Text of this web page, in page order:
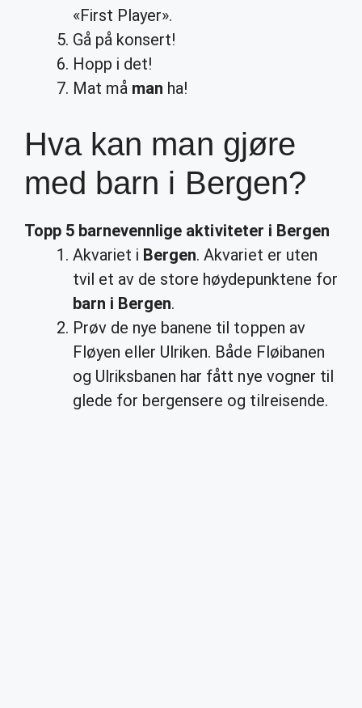
«First Player».
Gå på konsert!
Hopp i det!
Mat må man ha!
Hva kan man gjøre
med barn i Bergen?
Topp 5 barnevennlige aktiviteter i Bergen
Akvariet i Bergen. Akvariet er uten
tvil et av de store høydepunktene for
barn i Bergen.
Prøv de nye banene til toppen av
Fløyen eller Ulriken. Både Fløibanen
og Ulriksbanen har fått nye vogner til
glede for bergensere og tilreisende.